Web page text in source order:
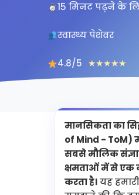
15 मिनट पढ़ने के
स्वास्थ्य पेशेवर
4.8/5 ★★★★★
मानसिकता का
of Mind - ToM)
सबसे मौलिक
क्षमताओं में से एक
करता है।यह